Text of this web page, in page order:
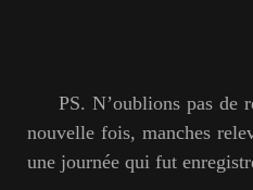
PS. N’oublions pas de
nouvelle fois, manches
une journée qui fut